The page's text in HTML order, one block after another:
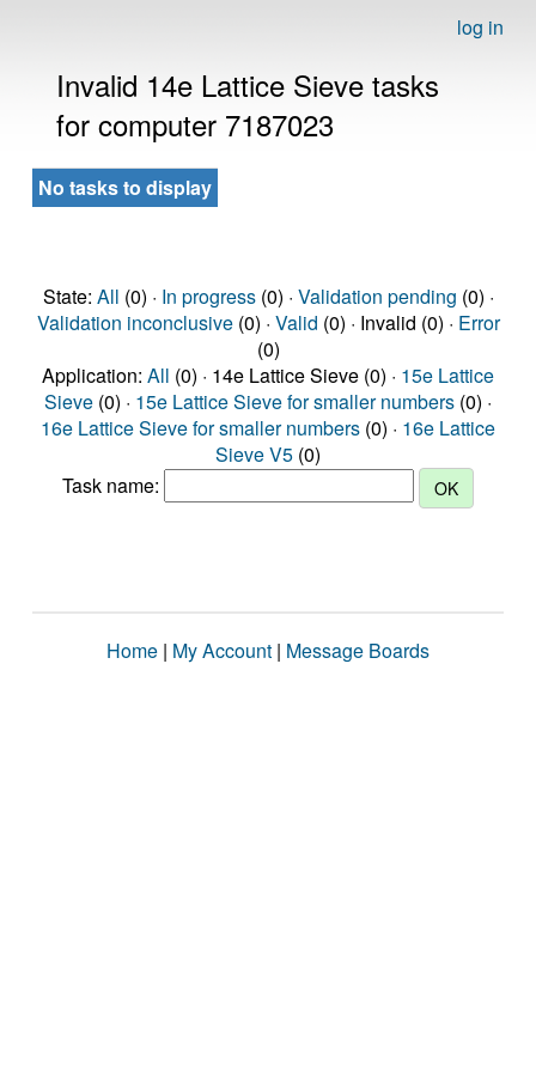
log in
Invalid 14e Lattice Sieve tasks
for computer 7187023
No tasks to display
State: All (0) · In progress(0) · Validation pending (0) ·
Validation inconclusive(0) · Valid (0) · Invalid (0) · Error
(0)
Application: All (0) · 14e Lattice Sieve (0) · 15e Lattice
Sieve (0) · 15e Lattice Sieve for smaller numbers (0) ·
16e Lattice Sieve for smaller numbers (0) · 16e Lattice
Sieve V5 (0)
Task name:
Home | My Account | Message Boards